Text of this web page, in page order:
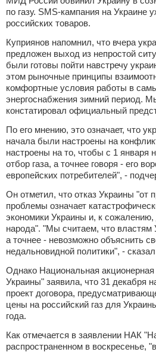
по газу. SMS-кампания на Украине
российских товаров.
Куприянов напомнил, что вчера
предложен выход из непростой
были готовы пойти навстречу
этом рыночные принципы
комфортные условия работы в
энергоснабжения зимний период.
констатировал официальный
По его мнению, это означает, что
начала были настроены на
настроены на то, чтобы с 1 января
отбор газа, а точнее говоря - его
европейских потребителей", -
Он отметил, что отказ Украины "от
проблемы означает
экономики Украины и, к сожалению,
народа". "Мы считаем, что властям
а точнее - невозможно объяснить
недальновидной политики", -
Однако Национальная
Украины" заявила, что 31 декабря
проект договора,
цены на российский газ для
года.
Как отмечается в заявлении НАК
распространенном в воскресенье,